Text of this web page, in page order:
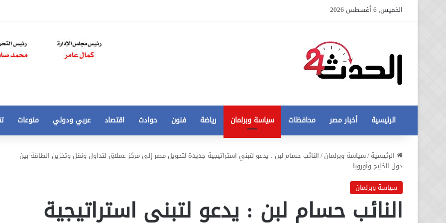
الخميس, 6 أغسطس 2026
الرئيسية أخبار مصر محافظات سياسة وبرلمان رياضة فنون حوادث اقتصاد عربي ودولي منوعات
الرئيسية/سياسة وبرلمان/النائب حسام لبن : يدعو لتبني استراتيجية جديدة لتحويل مصر إلى مركز عملاق لتداول ونقل وتخزين الطاقة بين
دول الخليج وأوروبا
سياسة وبرلمان
النائب حسام لبن : يدعو لتبني استراتيجية
عاجل
مخالفات
البناءعاجل تطورات جديدة في أزمة مخالفات
تخفيض
الي
50